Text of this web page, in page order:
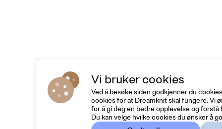
Vi bruker cookies
Ved å besøke siden godkjenner du
cookies for at Dreamknit skal fungere. Vi
for å gi deg en bedre opplevelse og forstå
Du kan velge hvilke cookies du ønsker å